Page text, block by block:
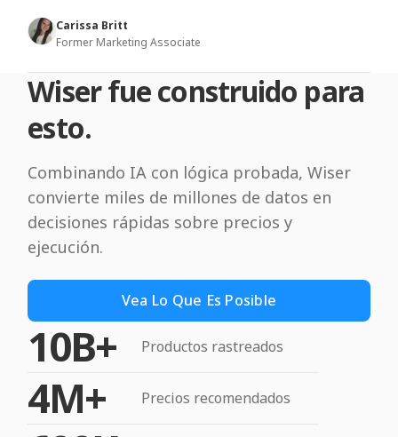
Carissa Britt
Former Marketing Associate
Wiser fue construido para
esto.
Combinando IA con lógica probada, Wiser
convierte miles de millones de datos en
decisiones rápidas sobre precios y
ejecución.
Vea Lo Que Es Posible
10B+ Productos rastreados
4M+ Precios recomendados